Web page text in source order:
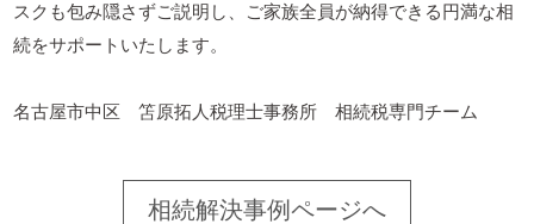
スクも包み隠さずご説明し、ご家族全員が納得できる円満な相
続をサポートいたします。
名古屋市中区 笘原拓人税理士事務所 相続税専門チーム
相続解決事例ページへ